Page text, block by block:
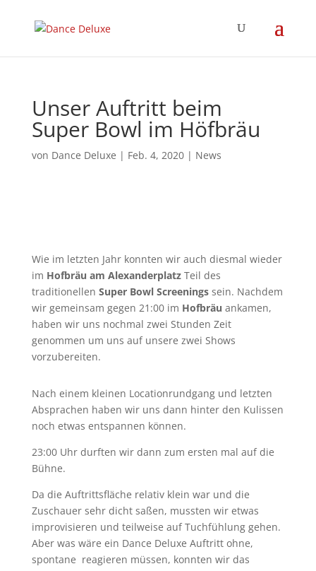
Unser Auftritt beim
Super Bowl im Höfbräu
von Dance Deluxe | Feb. 4, 2020| News
Wie im letzten Jahr konnten wir auch diesmal wieder
im Hofbräu am AlexanderplatzTeil des
traditionellen Super Bowl Screeningssein. Nachdem
wir gemeinsam gegen 21:00 im Hofbräu ankamen,
haben wir uns nochmal zwei Stunden Zeit
genommen um uns auf unsere zwei Shows
vorzubereiten.
Nach einem kleinen Locationrundgang und letzten
Absprachen haben wir uns dann hinter den Kulissen
noch etwas entspannen können.
23:00 Uhr durften wir dann zum ersten mal auf die
Bühne.
Da die Auftrittsfläche relativ klein war und die
Zuschauer sehr dicht saßen, mussten wir etwas
improvisieren und teilweise auf Tuchfühlung gehen.
Aber was wäre ein Dance Deluxe Auftritt ohne,
spontane reagieren müssen, konnten wir das